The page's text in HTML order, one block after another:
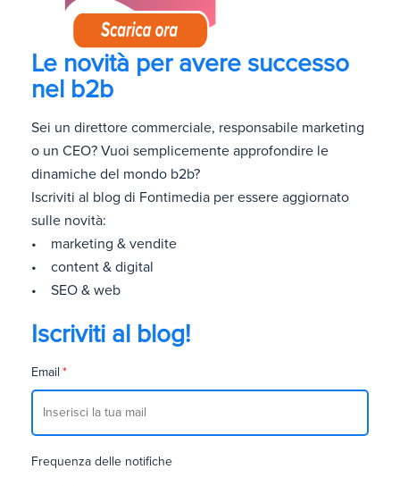
Le novità per avere successo
nel b2b
Sei un direttore commerciale, responsabile marketing
o un CEO? Vuoi semplicemente approfondire le
dinamiche del mondo b2b?
Iscriviti al blog di Fontimedia per essere aggiornato
sulle novità:
• marketing & vendite
• content & digital
• SEO & web
Iscriviti al blog!
Email *
Frequenza delle notifiche